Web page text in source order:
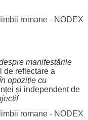
romane - NODEX
manifestările
de reflectarea
opozițiecu
și independentde
romane - NODEX